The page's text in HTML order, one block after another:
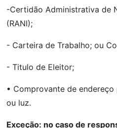
-Certidão Administrativa de
(RANI);
- Carteira de Trabalho; ou
- Titulo de Eleitor;
• Comprovante de
ou luz.
Exceção: no caso de